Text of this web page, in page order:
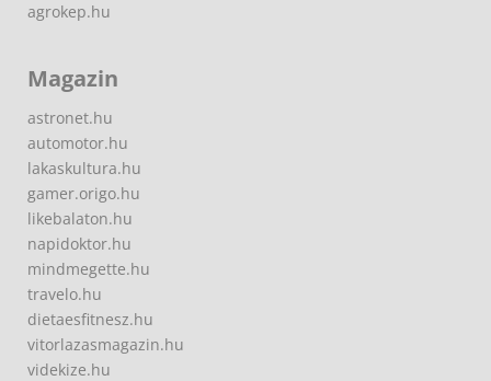
agrokep.hu
Magazin
astronet.hu
automotor.hu
lakaskultura.hu
gamer.origo.hu
likebalaton.hu
napidoktor.hu
mindmegette.hu
travelo.hu
dietaesfitnesz.hu
vitorlazasmagazin.hu
videkize.hu